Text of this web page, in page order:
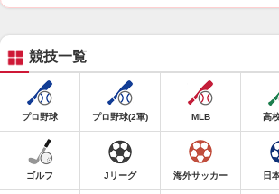
競技一覧
プロ野球 プロ野球(2軍) MLB 高
ゴルフ Jリーグ 海外サッカー 日